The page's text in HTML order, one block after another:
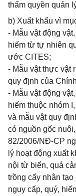
thẩm quyền quản
b) Xuất khẩu vì
- Mẫu vật động
hiếm từ tự nhiên
ước CITES;
- Mẫu vật thực vật
quy định của
- Mẫu vật động
hiếm thuộc nhóm
và mẫu vật quy
có nguồn gốc
82/2006/NĐ-CP
lý hoạt động xuất
nội từ biển, quá
trồng cấy nhân
nguy cấp, quý,